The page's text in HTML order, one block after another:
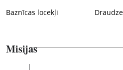
Baznīcas locekļi
Misijas